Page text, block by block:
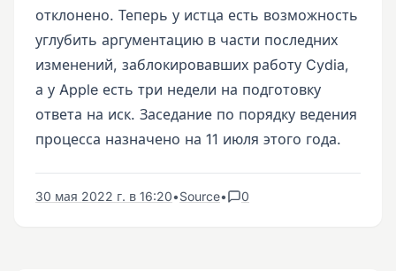
отклонено. Теперь у истца есть возможность
углубить аргументацию в части последних
изменений, заблокировавших работу Cydia,
а у Apple есть три недели на подготовку
ответа на иск. Заседание по порядку ведения
процесса назначено на 11 июля этого года.
30 мая 2022 г. в 16:20•Source• 0